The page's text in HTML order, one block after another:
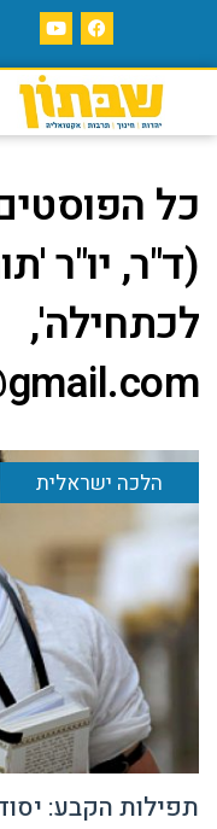
כל
(ד"ר, יו"ר
לכתחילה',
הלכה ישראלית
תפילות הקבע: